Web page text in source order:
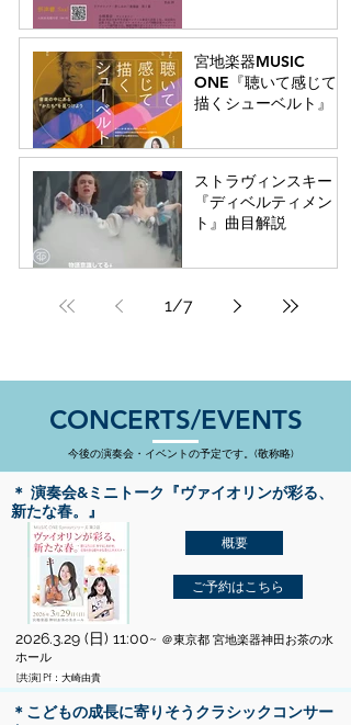
宮地楽器MUSIC
ONE『聴いて感じて
描くシューベルト』
ストラヴィンスキー
『ディベルティメン
ト』曲目解説
1/7
CONCERTS/​EVENTS
​今後の演奏会・イベントの予定です。(敬称略)
＊ 演奏会&ミニトーク『ヴァイオリンが彩る、
新たな春。』
概要
ご予約はこちら
2026.3.29 (日) 11:00~ ＠東京都 宮地楽器神田お茶の水
ホール
[共演] Pf：大崎由貴
＊こどもの成長に寄りそうクラシックコンサー